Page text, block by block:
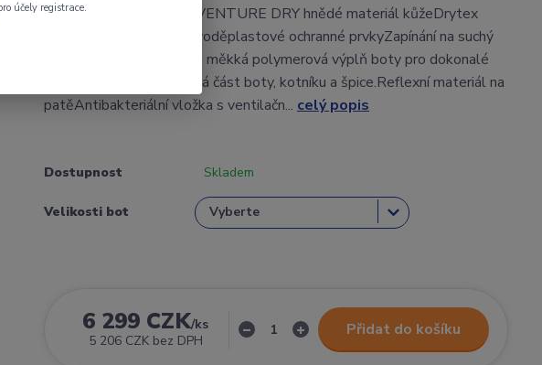
Moto boty FORMA ADVENTURE DRY hnědé materiál kůžeDrytex
membrána odolná proti voděplastové ochranné prvkyZapínání na suchý
zip a enduro přezkyExtra měkká polymerová výplň boty pro dokonalé
pohodlí.Vyztužená patová část boty, kotníku a špice.Reflexní materiál na
patěAntibakteriální vložka s ventilačn... celý popis
Dostupnost Skladem
Velikosti bot
6 299 CZK/ks
5 206 CZK bez DPH
Přidat do košíku
účely registrace.